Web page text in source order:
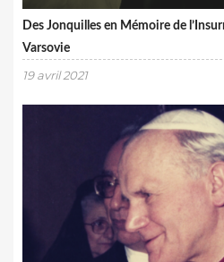
Des Jonquilles en Mémoire de
Varsovie
19 avril 2021